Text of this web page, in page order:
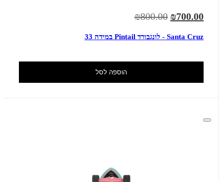
₪700.00
₪800.00
Santa Cruz - לונגבורד Pintail במידה 33
הוספה לסל